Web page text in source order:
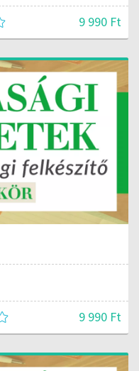
9 990 Ft
9 990 Ft